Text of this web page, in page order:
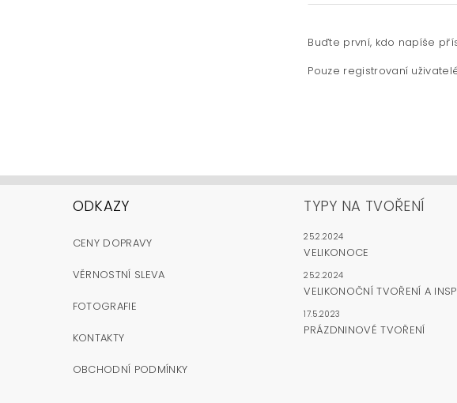
Buďte první, kdo napíše
Pouze registrovaní
ODKAZY
CENY DOPRAVY
VĚRNOSTNÍ SLEVA
FOTOGRAFIE
KONTAKTY
OBCHODNÍ PODMÍNKY
TYPY NA TVOŘENÍ
25.2.2024
VELIKONOCE
25.2.2024
VELIKONOČNÍ TVOŘENÍ A
17.5.2023
PRÁZDNINOVÉ TVOŘENÍ